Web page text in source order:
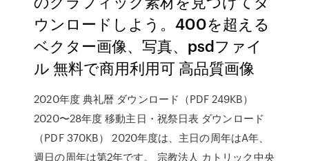
ウンロードしよう。400を超える
ベクター画像、写真、psdファイ
ル 無料で商用利用可 高品質画像
2020年度 典礼暦 ダウンロード（PDF 249KB）
2020〜28年度 移動主日・祝祭日表 ダウンロード
（PDF 370KB） 2020年度は、主日の周年はA年、
週日の周年は第2年です。 宗教法人 カトリック中央